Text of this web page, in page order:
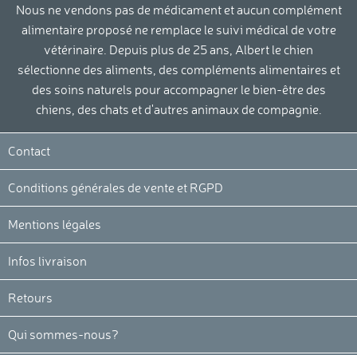
Nous ne vendons pas de médicament et aucun complément
alimentaire proposé ne remplace le suivi médical de votre
vétérinaire. Depuis plus de 25 ans, Albert le chien
sélectionne des aliments, des compléments alimentaires et
des soins naturels pour accompagner le bien-être des
chiens, des chats et d'autres animaux de compagnie.
Contact
Conditions générales de vente et RGPD
Mentions légales
Infos livraison
Retours
Qui sommes-nous?